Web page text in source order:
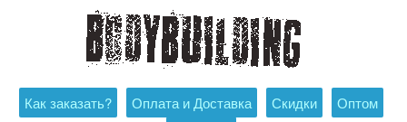
Как заказать? Оплата и Доставка Скидки
Оптом